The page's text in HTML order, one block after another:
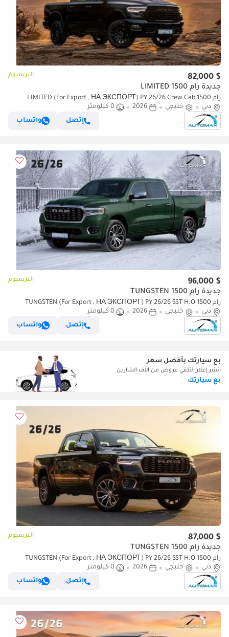
$ 82,000 البريميوم
جديدة رام 1500 LIMITED
رام 1500 LIMITED (For Export , НА ЭКСПОРТ) PY 26/26 Crew Cab
Hurricane H.O 3.0TT GCC Без пробега
دبي خليجي 2026
0 كيلومتر
إتصل
واتساب
$ 96,000 البريميوم
جديدة رام 1500 TUNGSTEN
رام 1500 TUNGSTEN (For Export , НА ЭКСПОРТ) PY 26/26 SST H.O
3.0TT GCC Без пробега
دبي خليجي 2026
0 كيلومتر
إتصل
واتساب
بع سيارتك بأفضل سعر
انشر إعلان لتلقي عروض من آلاف الشارين
بع سيارتك
$ 87,000 البريميوم
جديدة رام 1500 TUNGSTEN
رام 1500 TUNGSTEN (For Export , НА ЭКСПОРТ) PY 26/26 SST H.O
3.0TT GCC Без пробега
دبي خليجي 2026
0 كيلومتر
إتصل
واتساب